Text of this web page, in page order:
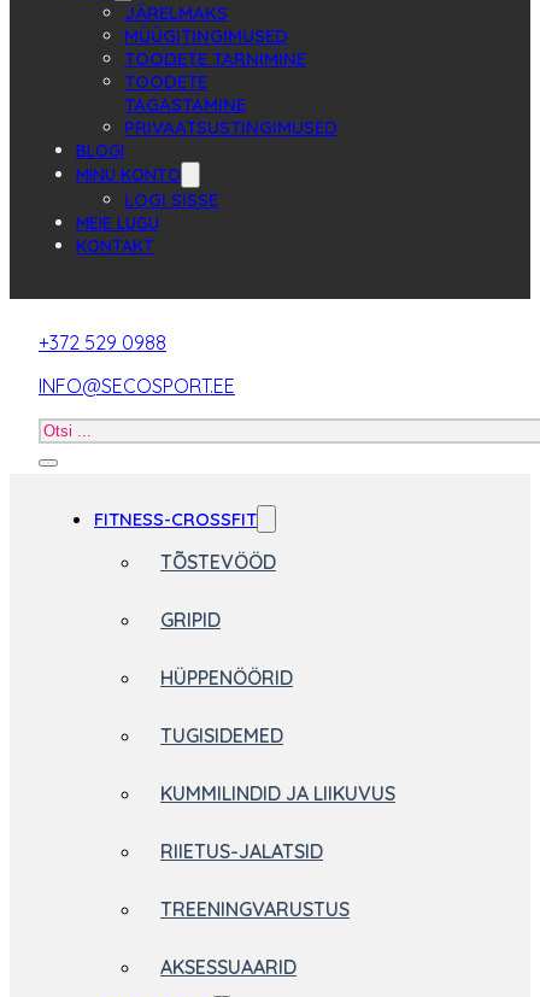
JÄRELMAKS
MÜÜGITINGIMUSED
TOODETE TARNIMINE
TOODETE
TAGASTAMINE
PRIVAATSUSTINGIMUSED
BLOGI
MINU KONTO
LOGI SISSE
MEIE LUGU
KONTAKT
+372 529 0988
INFO@SECOSPORT.EE
Otsi
FITNESS-CROSSFIT
TÕSTEVÖÖD
GRIPID
HÜPPENÖÖRID
TUGISIDEMED
KUMMILINDID JA LIIKUVUS
RIIETUS-JALATSID
TREENINGVARUSTUS
AKSESSUAARID